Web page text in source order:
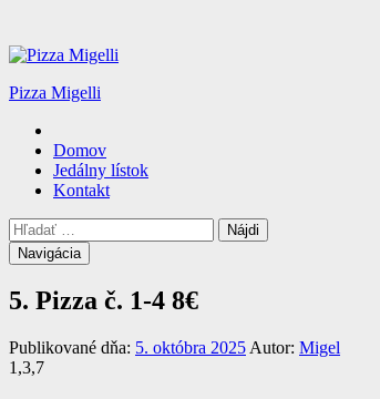
Pizza Migelli
Hlavné
menuDomov
Jedálny lístok
Kontakt
Vyhľadávanie
Hľadať:
Navigácia
5. Pizza č. 1-4 8€
Publikované dňa: 5. októbra 2025 Autor: Migel
1,3,7